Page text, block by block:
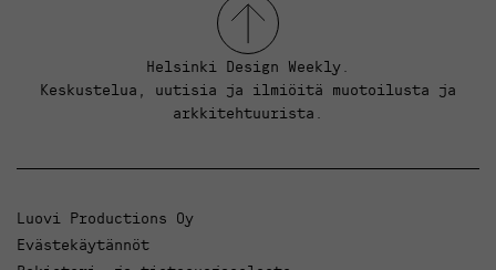
Helsinki Design Weekly.
Keskustelua, uutisia ja ilmiöitä muotoilusta ja
arkkitehtuurista.
Luovi Productions Oy
Evästekäytännöt